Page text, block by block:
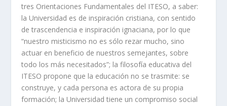
tres Orientaciones Fundamentales del ITESO, a saber:
la Universidad es de inspiración cristiana, con sentido
de trascendencia e inspiración ignaciana, por lo que
“nuestro misticismo no es sólo rezar mucho, sino
actuar en beneficio de nuestros semejantes, sobre
todo los más necesitados”; la filosofía educativa del
ITESO propone que la educación no se trasmite: se
construye, y cada persona es actora de su propia
formación; la Universidad tiene un compromiso social